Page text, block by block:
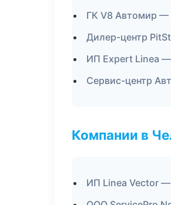
ГК V8 Автомир —
Дилер-центр
ИП Expert Linea
Сервис-центр
Компании в
ИП Linea Vector —